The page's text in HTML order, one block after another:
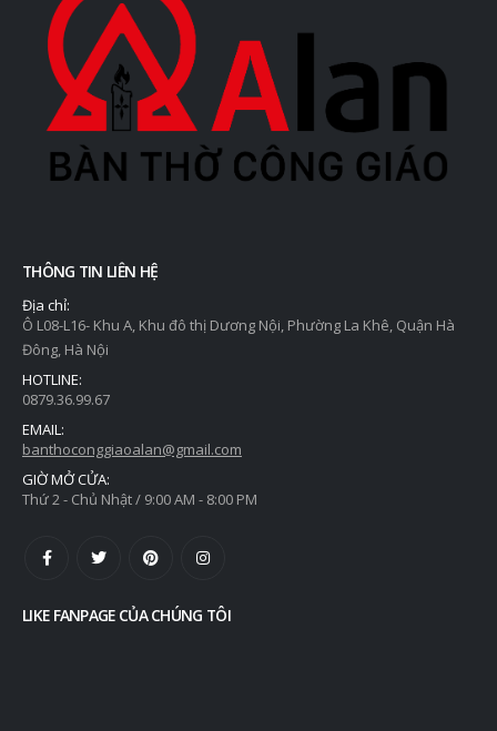
THÔNG TIN LIÊN HỆ
Địa chỉ:
Ô L08-L16- Khu A, Khu đô thị Dương Nội, Phường La Khê, Quận Hà
Đông, Hà Nội
HOTLINE:
0879.36.99.67
EMAIL:
banthoconggiaoalan@gmail.com
GIỜ MỞ CỬA:
Thứ 2 - Chủ Nhật / 9:00 AM - 8:00 PM
LIKE FANPAGE CỦA CHÚNG TÔI